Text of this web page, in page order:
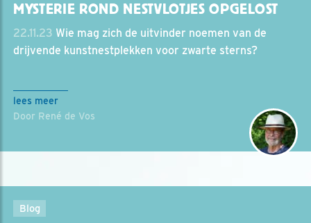
MYSTERIE ROND NESTVLOTJES OPGELOST
22.11.23 Wie mag zich de uitvinder noemen van de
drijvende kunstnestplekken voor zwarte sterns?
lees meer
Door René de Vos
Blog